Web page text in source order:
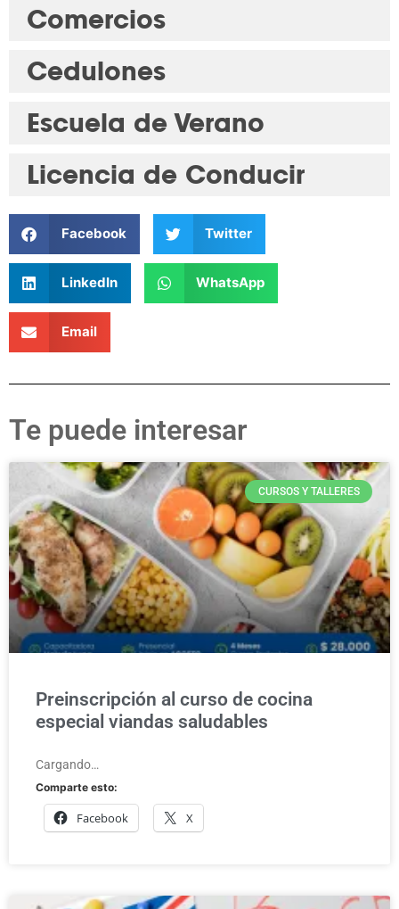
Comercios
Cedulones
Escuela de Verano
Licencia de Conducir
Facebook Twitter
LinkedIn WhatsApp
Email
Te puede interesar
CURSOS Y TALLERES
Preinscripción al curso de cocina
especial viandas saludables
Cargando…
Comparte esto:
Facebook X